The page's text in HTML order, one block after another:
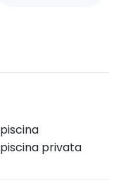
privata